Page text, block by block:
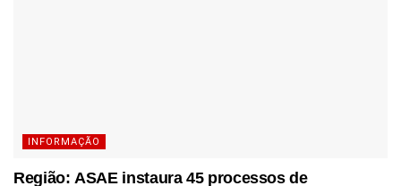
INFORMAÇÃO
Região: ASAE instaura 45 processos de